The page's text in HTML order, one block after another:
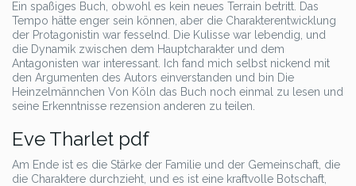
Ein spaßiges Buch, obwohl es kein neues Terrain betritt. Das
Tempo hätte enger sein können, aber die Charakterentwicklung
der Protagonistin war fesselnd. Die Kulisse war lebendig, und
die Dynamik zwischen dem Hauptcharakter und dem
Antagonisten war interessant. Ich fand mich selbst nickend mit
den Argumenten des Autors einverstanden und bin Die
Heinzelmännchen Von Köln das Buch noch einmal zu lesen und
seine Erkenntnisse rezension anderen zu teilen.
Eve Tharlet pdf
Am Ende ist es die Stärke der Familie und der Gemeinschaft, die
die Charaktere durchzieht, und es ist eine kraftvolle Botschaft,